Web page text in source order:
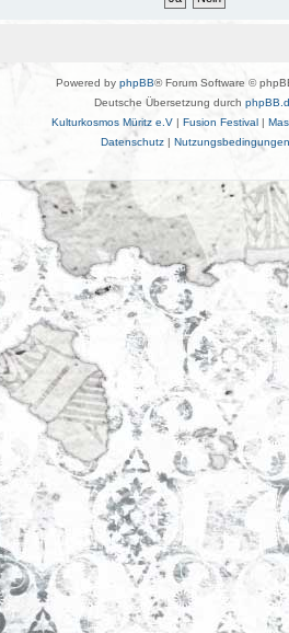
Powered by phpBB® Forum Software ©
Deutsche Übersetzung durch
Kulturkosmos Müritz e.V | Fusion Festival |
Datenschutz| Nutzungsbedingungen